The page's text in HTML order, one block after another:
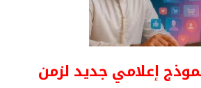
إعلامي جديد لزمن